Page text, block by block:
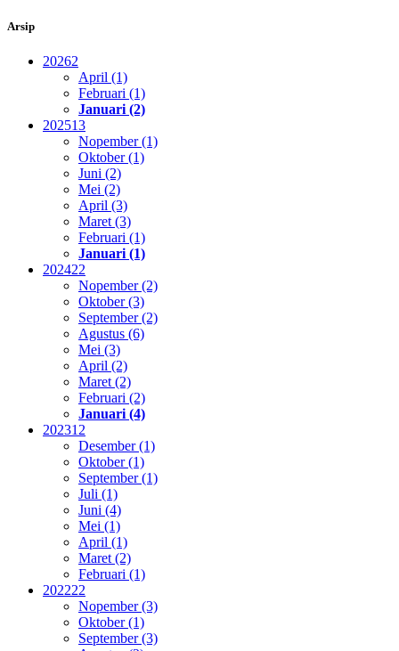
Arsip
20262
April (1)
Februari (1)
Januari (2)
202513
Nopember (1)
Oktober (1)
Juni (2)
Mei (2)
April (3)
Maret (3)
Februari (1)
Januari (1)
202422
Nopember (2)
Oktober (3)
September (2)
Agustus (6)
Mei (3)
April (2)
Maret (2)
Februari (2)
Januari (4)
202312
Desember (1)
Oktober (1)
September (1)
Juli (1)
Juni (4)
Mei (1)
April (1)
Maret (2)
Februari (1)
202222
Nopember (3)
Oktober (1)
September (3)